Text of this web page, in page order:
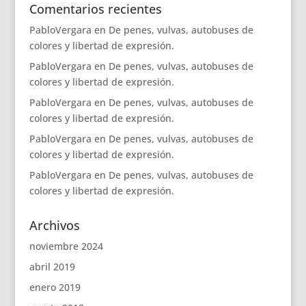
Comentarios recientes
PabloVergara en De penes, vulvas, autobuses de
colores y libertad de expresión.
PabloVergara en De penes, vulvas, autobuses de
colores y libertad de expresión.
PabloVergara en De penes, vulvas, autobuses de
colores y libertad de expresión.
PabloVergara en De penes, vulvas, autobuses de
colores y libertad de expresión.
PabloVergara en De penes, vulvas, autobuses de
colores y libertad de expresión.
Archivos
noviembre 2024
abril 2019
enero 2019